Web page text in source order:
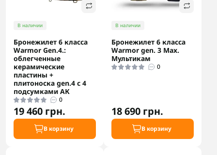
В наличии
Бронежилет 6 класса
Warmor Gen.4.:
облегченные
керамические
пластины +
плитоноска gen.4 с 4
подсумками АК
0
19 460 грн.
В корзину
В наличии
Бронежилет 6 класса
Warmor gen. 3 Max.
Мультикам
0
18 690 грн.
В корзину